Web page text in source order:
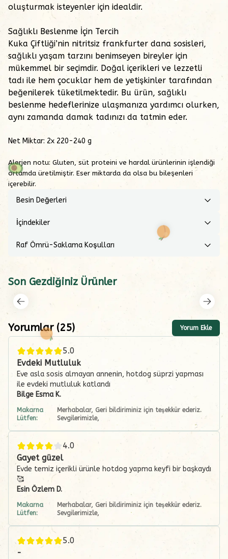
oluşturmak isteyenler için idealdir.
Sağlıklı Beslenme İçin Tercih
Kuka Çiftliği’nin nitritsiz frankfurter dana sosisleri,
sağlıklı yaşam tarzını benimseyen bireyler için
mükemmel bir seçimdir. Doğal içerikleri ve lezzetli
tadı ile hem çocuklar hem de yetişkinler tarafından
beğenilerek tüketilmektedir. Bu ürün, sağlıklı
beslenme hedeflerinize ulaşmanıza yardımcı olurken,
aynı zamanda damak tadınızı da tatmin eder.
Net Miktar: 2x 220-240 g
Alerjen notu: Gluten, süt proteini ve hardal ürünlerinin işlendiği
ortamda üretilmiştir. Eser miktarda da olsa bu bileşenleri
içerebilir.
Besin Değerleri
İçindekiler
Raf Ömrü-Saklama Koşulları
Son Gezdiğiniz Ürünler
Yorumlar(25) Yorum Ekle
5.0
Evdeki Mutluluk
Eve asla sosis almayan annenin, hotdog süprzi yapması
ile evdeki mutluluk katlandı
Bilge Esma K.
Makarna
Lütfen:
Merhabalar, Geri bildiriminiz için teşekkür ederiz.
Sevgilerimizle,
4.0
Gayet güzel
Evde temiz içerikli ürünle hotdog yapma keyfi bir başkaydı
🥰
Esin Özlem D.
Makarna
Lütfen:
Merhabalar, Geri bildiriminiz için teşekkür ederiz.
Sevgilerimizle,
5.0
-